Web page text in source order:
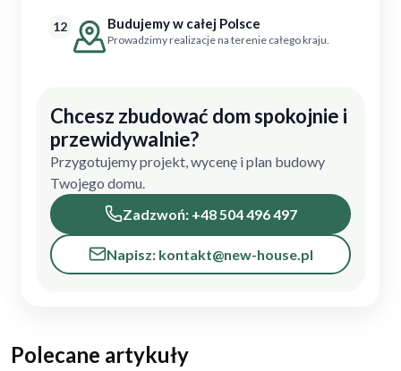
12 Budujemy w całej Polsce
Prowadzimy realizacje na terenie całego kraju.
Chcesz zbudować dom spokojnie i
przewidywalnie?
Przygotujemy projekt, wycenę i plan budowy
Twojego domu.
Zadzwoń: +48 504 496 497
Napisz: kontakt@new-house.pl
Polecane artykuły